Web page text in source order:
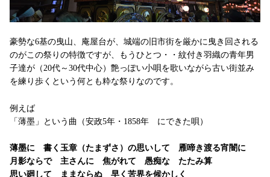
豪勢な6基の曳山、庵屋台が、城端の旧市街を厳かに曳き回される
のがこの祭りの特徴ですが、もうひとつ・・紋付き羽織の青年男
子達が（20代～30代中心）艶っぽい小唄を歌いながら古い街並み
を練り歩くという何とも粋な祭りなのです。
例えば
「薄墨」という曲（安政5年・1858年 にできた唄）
薄墨に 書く玉章（たまずさ）の思いして 雁啼き渡る宵闇に
月影ならで 主さんに 焦がれて 愚痴な たたみ算
思い廻して ままならぬ 早く苦界を候かしく